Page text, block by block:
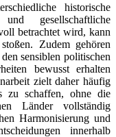
historische
gesellschaftliche
betrachtet wird, kann
Zudem gehören
sensiblen politischen
bewusst erhalten
zielt daher häufig
zu schaffen, ohne die
Länder vollständig
Harmonisierung und
innerhalb